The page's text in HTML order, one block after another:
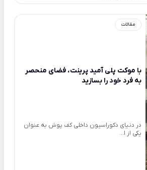
مقالات
با موکت پلی آمید‌‌‌‌ پرینت، فضای منحصر
به فرد خود را بسازید
در دنیای دکوراسیون داخلی کف پوش به عنوان
یکی از ا...